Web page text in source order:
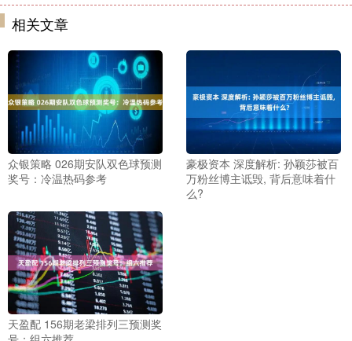
相关文章
众银策略 026期安队双色球预测
奖号：冷温热码参考
豪极资本 深度解析: 孙颖莎被百
万粉丝博主诋毁, 背后意味着什
么?
天盈配 156期老梁排列三预测奖